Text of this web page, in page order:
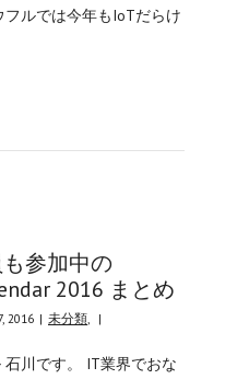
ルでは今年もIoTだらけ
参加中の
2016 まとめ
2016 | 未分類, |
石川です。 IT業界でおな